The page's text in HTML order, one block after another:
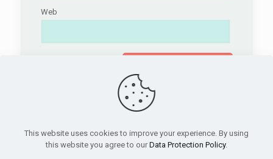
Web
© 2026 Betheme by
This website uses cookies to improve your experience. By using
this website you agree to our Data Protection Policy.